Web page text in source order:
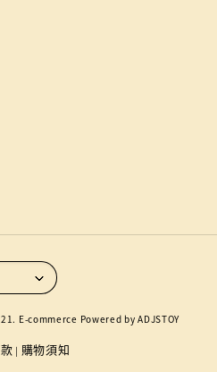
E-commerce Powered by ADJSTOY
| 購物須知